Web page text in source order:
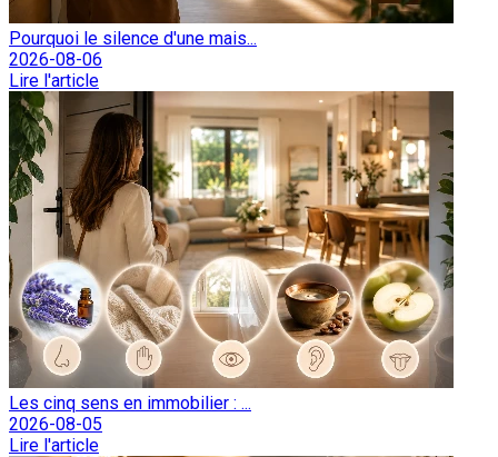
Pourquoi le silence d'une mais...
2026-08-06
Lire l'article
Les cinq sens en immobilier : ...
2026-08-05
Lire l'article